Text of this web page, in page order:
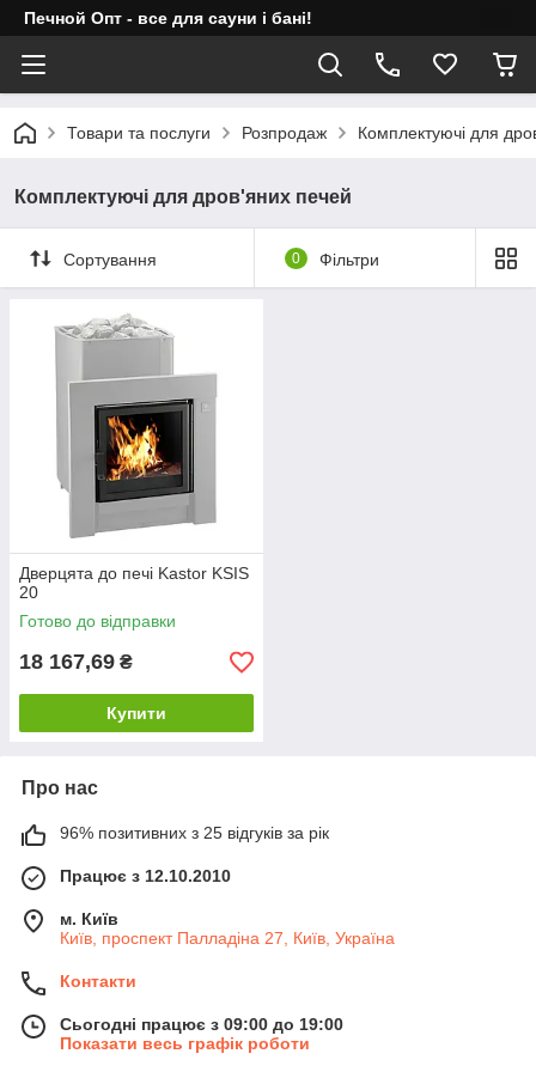
Печной Опт - все для сауни і бані!
Товари та послуги Розпродаж Комплектуючі для
Комплектуючі для дров'яних печей
Сортування 0 Фільтри
Дверцята до печі Kastor KSIS
20
Готово до відправки
18 167,69 ₴
Купити
Про нас
96% позитивних з 25 відгуків за рік
Працює з 12.10.2010
м. Київ
Київ, проспект Палладіна 27, Київ, Україна
Контакти
Сьогодні працює з 09:00 до 19:00
Показати весь графік роботи